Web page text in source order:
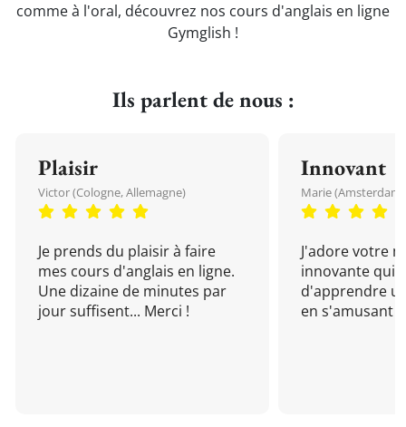
comme à l'oral, découvrez nos cours d'anglais en ligne
Gymglish !
Ils parlent de nous :
Plaisir
Victor (Cologne, Allemagne)
Je prends du plaisir à faire
mes cours d'anglais en ligne.
Une dizaine de minutes par
jour suffisent... Merci !
Innovant
Marie (Amsterdam,
J'adore votre
innovante qui
d'apprendre
en s'amusant !